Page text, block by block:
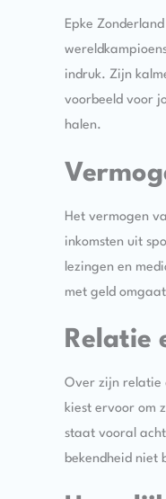
Epke
indruk. Zijn
voorbeeld voor
halen.
Het vermogen
inkomsten uit
lezingen en
met geld
Relatie
Over zijn relatie
kiest ervoor om
staat vooral
bekendheid niet